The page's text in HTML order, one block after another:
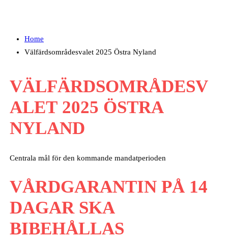
Home
Välfärdsområdesvalet 2025 Östra Nyland
VÄLFÄRDSOMRÅDESV
ALET 2025 ÖSTRA
NYLAND
Centrala mål för den kommande mandatperioden
VÅRDGARANTIN PÅ 14
DAGAR SKA
BIBEHÅLLAS